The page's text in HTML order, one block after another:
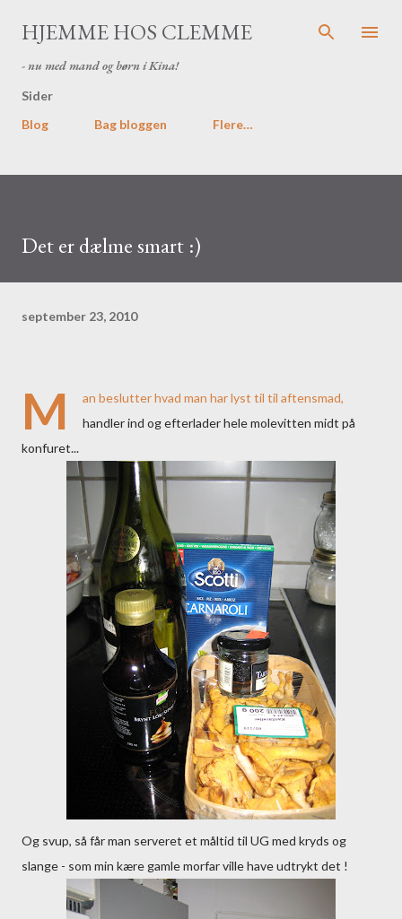
Gå videre til hovedindholdet
HJEMME HOS CLEMME
- nu med mand og børn i Kina!
Sider
Blog
Bag bloggen Flere…
Det er dælme smart :)
september 23, 2010
M
an beslutter hvad man har lyst til til aftensmad,
handler ind og efterlader hele molevitten midt på
konfuret...
Og svup, så får man serveret et måltid til UG med kryds og
slange - som min kære gamle morfar ville have udtrykt det !